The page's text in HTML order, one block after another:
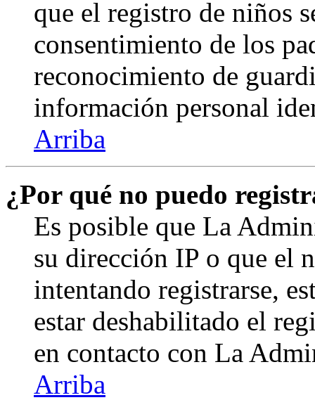
que el registro de niños
consentimiento de los
reconocimiento de
información personal
Arriba
¿Por qué no puedo
Es posible que La
su dirección IP o que el
intentando registrarse,
estar deshabilitado el
en contacto con La
Arriba